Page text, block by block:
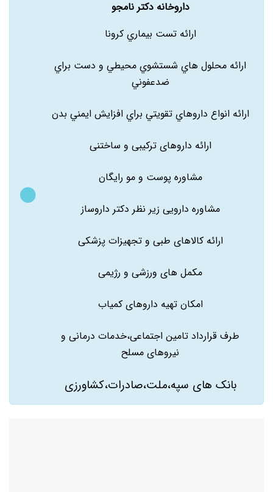
داروخانه دکتر نامجو
ارائه تست بيماري کرونا
ارائه محلول هاي شستشوي محيطي و دست براي
ضدعفوني
ارائه انواع داروهاي تقويتي براي افزايش ايمني بدن
ارائه داروهای ترکیبی و ساختنی
مشاوره پوست و مو رایگان
مشاوره دارویی زیر نظر دکتر داروساز
ارائه کالاهای طبی و تجهیزات پزشکی
مکمل های ورزشی و رژیمی
امکان تهیه داروهای کمیاب
طرف قرارداد تامین اجتماعی،خدمات درمانی و
نیروهای مسلح
بانک های سپه،ملت،صادرات،کشاورزی